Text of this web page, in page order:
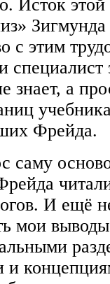
Исток
с этим
знает, а
Фрейда.
саму
И ещё
мои
и